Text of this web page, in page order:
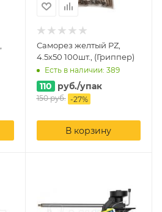
Саморез желтый PZ,
4.5х50 100шт., (Гриппер)
Есть в наличии: 389
110 руб./упак
150руб. -27%
В корзину